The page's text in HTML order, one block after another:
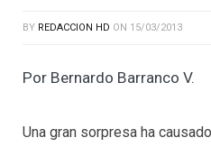
BY REDACCION HD ON 15/03/2013
Por Bernardo Barranco V.
Una gran sorpresa ha